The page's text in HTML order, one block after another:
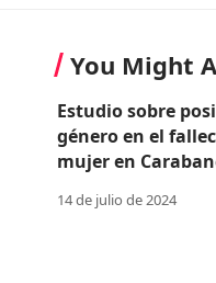
You Might
Estudio sobre
género en el
mujer en
14 de julio de 2024